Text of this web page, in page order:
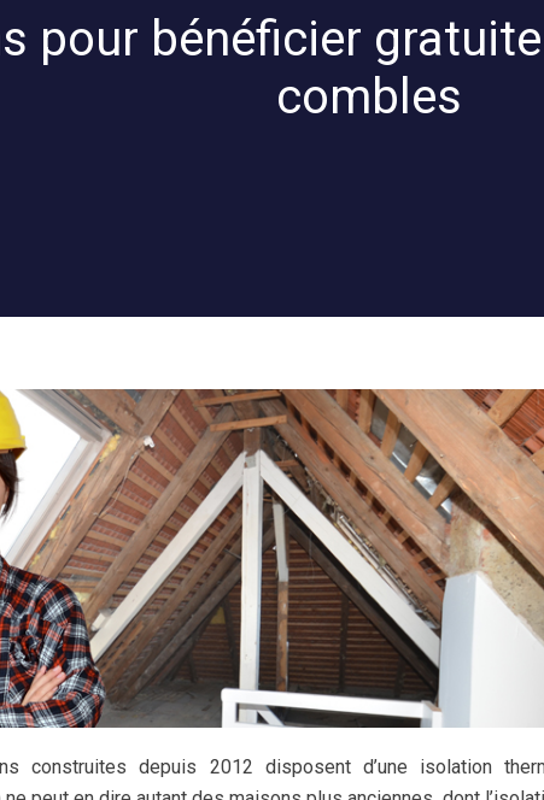
pour bénéficier
combles
construites depuis 2012 disposent d’une isolation